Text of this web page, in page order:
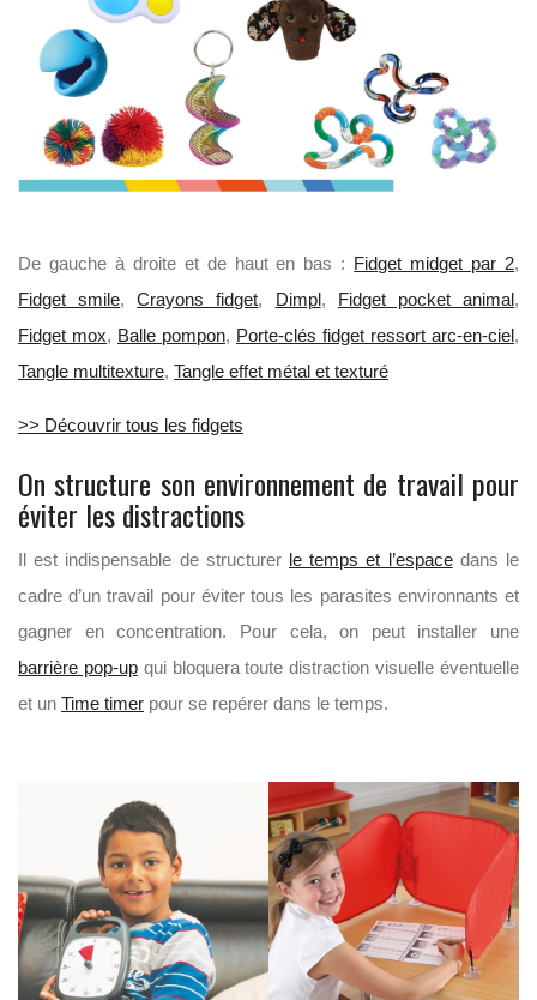
De gauche à droite et de haut en bas : Fidget midget par 2,
Fidget smile,Crayons fidget, Dimpl, Fidget pocket animal,
Fidget mox, Balle pompon, Porte-clés fidget ressort arc-en-ciel,
Tangle multitexture, Tangle effet métal et texturé
>> Découvrir tous les fidgets
On structure son environnement de travail pour
éviter les distractions
Il est indispensable de structurer le temps et l’espacedans le
cadre d’un travail pour éviter tous les parasites environnants et
gagner en concentration. Pour cela, on peut installer une
barrière pop-upqui bloquera toute distraction visuelle éventuelle
et un Time timer pour se repérer dans le temps.